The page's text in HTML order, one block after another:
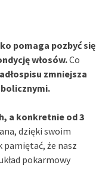
pomaga pozbyć się
włosów.Co
zmniejsza
a konkretnie od 3
dzięki swoim
pamiętać, że nasz
pokarmowy